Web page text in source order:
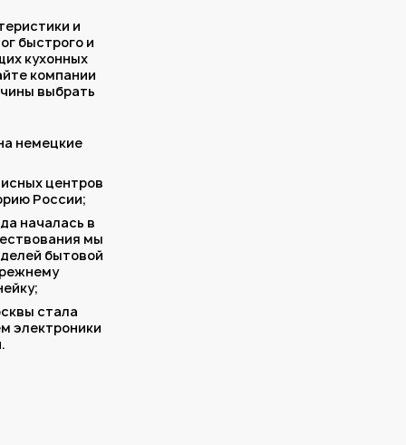
и
быстрого и
кухонных
компании
выбрать
немецкие
центров
России;
началась в
мы
бытовой
стала
электроники